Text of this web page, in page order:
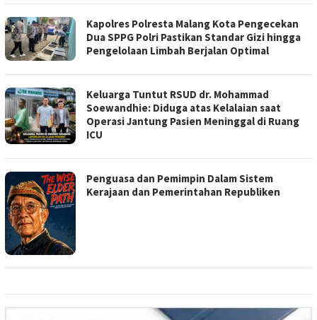
Kapolres Polresta Malang Kota Pengecekan
Dua SPPG Polri Pastikan Standar Gizi hingga
Pengelolaan Limbah Berjalan Optimal
Keluarga Tuntut RSUD dr. Mohammad
Soewandhie: Diduga atas Kelalaian saat
Operasi Jantung Pasien Meninggal di Ruang
ICU
Penguasa dan Pemimpin Dalam Sistem
Kerajaan dan Pemerintahan Republiken